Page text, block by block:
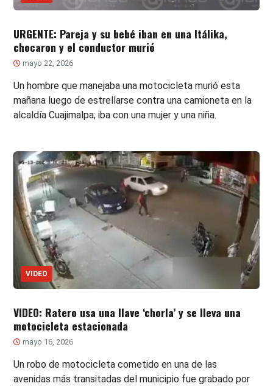
URGENTE: Pareja y su bebé iban en una Itálika,
chocaron y el conductor murió
mayo 22, 2026
Un hombre que manejaba una motocicleta murió esta
mañana luego de estrellarse contra una camioneta en la
alcaldía Cuajimalpa; iba con una mujer y una niña.
VIDEO
VIDEO: Ratero usa una llave ‘chorla’ y se lleva una
motocicleta estacionada
mayo 16, 2026
Un robo de motocicleta cometido en una de las
avenidas más transitadas del municipio fue grabado por